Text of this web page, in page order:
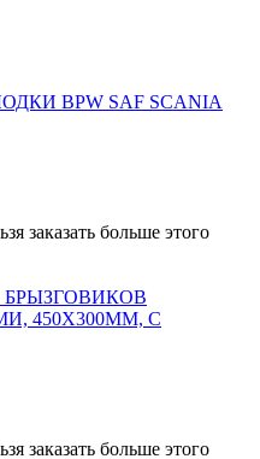
BPW SAF SCANIA
заказать больше этого
БРЫЗГОВИКОВ
450Х300ММ, С
заказать больше этого